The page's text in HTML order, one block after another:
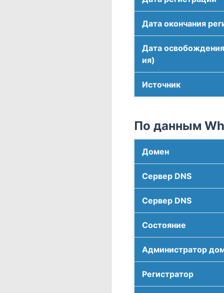
Дата окончания
Дата
ия)
Источник
По данным
Домен
Сервер DNS
Сервер DNS
Соcтояние
Администратор
Регистратор